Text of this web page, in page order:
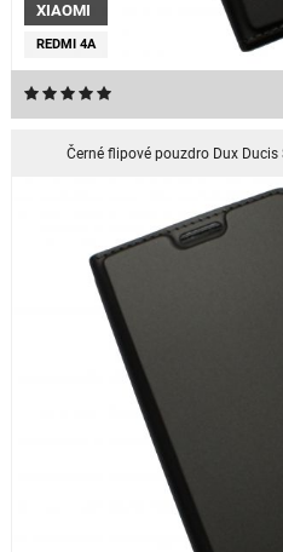
XIAOMI
REDMI 4A
Černé flipové pouzdro Dux